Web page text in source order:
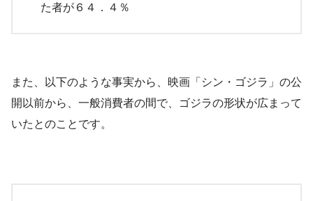
た者が６４．４％
また、以下のような事実から、映画「シン・ゴジラ」の公
開以前から、一般消費者の間で、ゴジラの形状が広まって
いたとのことです。